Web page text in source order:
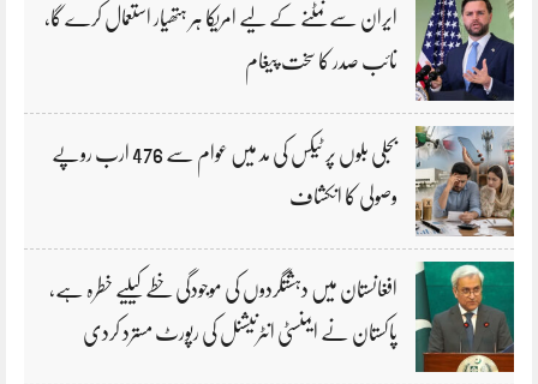
ایران سے نمٹنے کے لیے امریکا ہر ہتھیار استعمال کرے گا،
نائب صدر کا سخت پیغام
بجلی بلوں پر ٹیکس کی مد میں عوام سے 476 ارب روپے
وصولی کا انکشاف
افغانستان میں دہشتگردوں کی موجودگی خطے کیلیے خطرہ ہے،
پاکستان نے ایمنسٹی انٹرنیشنل کی رپورٹ مسترد کردی